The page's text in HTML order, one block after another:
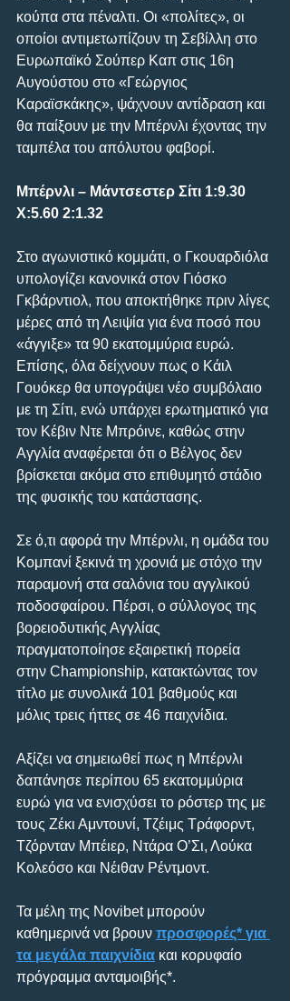
κούπα στα πέναλτι. Οι «πολίτες», οι
οποίοι αντιμετωπίζουν τη Σεβίλλη στο
Ευρωπαϊκό Σούπερ Καπ στις 16η
Αυγούστου στο «Γεώργιος
Καραϊσκάκης», ψάχνουν αντίδραση και
θα παίξουν με την Μπέρνλι έχοντας την
ταμπέλα του απόλυτου φαβορί.
Μπέρνλι – Μάντσεστερ Σίτι 1:9.30
Χ:5.60 2:1.32
Στο αγωνιστικό κομμάτι, ο Γκουαρδιόλα
υπολογίζει κανονικά στον Γιόσκο
Γκβάρντιολ, που αποκτήθηκε πριν λίγες
μέρες από τη Λειψία για ένα ποσό που
«άγγιξε» τα 90 εκατομμύρια ευρώ.
Επίσης, όλα δείχνουν πως ο Κάιλ
Γουόκερ θα υπογράψει νέο συμβόλαιο
με τη Σίτι, ενώ υπάρχει ερωτηματικό για
τον Κέβιν Ντε Μπρόινε, καθώς στην
Αγγλία αναφέρεται ότι ο Βέλγος δεν
βρίσκεται ακόμα στο επιθυμητό στάδιο
της φυσικής του κατάστασης.
Σε ό,τι αφορά την Μπέρνλι, η ομάδα του
Κομπανί ξεκινά τη χρονιά με στόχο την
παραμονή στα σαλόνια του αγγλικού
ποδοσφαίρου. Πέρσι, ο σύλλογος της
βορειοδυτικής Αγγλίας
πραγματοποίησε εξαιρετική πορεία
στην Championship, κατακτώντας τον
τίτλο με συνολικά 101 βαθμούς και
μόλις τρεις ήττες σε 46 παιχνίδια.
Αξίζει να σημειωθεί πως η Μπέρνλι
δαπάνησε περίπου 65 εκατομμύρια
ευρώ για να ενισχύσει το ρόστερ της με
τους Ζέκι Αμντουνί, Τζέιμς Τράφορντ,
Τζόρνταν Μπέιερ, Ντάρα Ο’Σι, Λούκα
Κολεόσο και Νέιθαν Ρέντμοντ.
Τα μέλη της Novibet μπορούν
καθημερινά να βρουν προσφορές* για
τα μεγάλα παιχνίδια και κορυφαίο
πρόγραμμα ανταμοιβής*.